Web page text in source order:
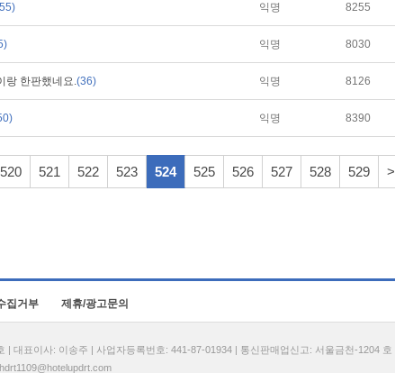
익명 8255
익명 8030
랑 한판했네요.(36) 익명 8126
익명 8390
520 521 522 523 524 525 526 527 528 529 >
집거부 제휴/광고문의
대표이사: 이송주 | 사업자등록번호: 441-87-01934 | 통신판매업신고: 서울금천-1204 호
hdrt1109@hotelupdrt.com